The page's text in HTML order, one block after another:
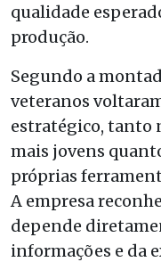
qualidade
produção.
Segundo a
veteranos
estratégico, tanto
mais jovens
próprias
A empresa
depende
informações e da